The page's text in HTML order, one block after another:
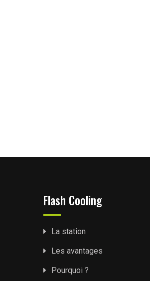
Flash Cooling
La station
Les avantages
Pourquoi ?